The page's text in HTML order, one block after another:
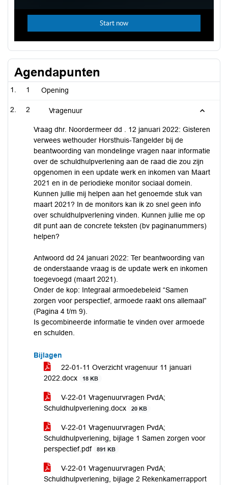
Agendapunten
1 Opening
2 Vragenuur
Vraag dhr. Noordermeer dd . 12 januari 2022: Gisteren
verwees wethouder Horsthuis-Tangelder bij de
beantwoording van mondelinge vragen naar informatie
over de schuldhulpverlening aan de raad die zou zijn
opgenomen in een update werk en inkomen van Maart
2021 en in de periodieke monitor sociaal domein.
Kunnen jullie mij helpen aan het genoemde stuk van
maart 2021? In de monitors kan ik zo snel geen info
over schuldhulpverlening vinden. Kunnen jullie me op
dit punt aan de concrete teksten (bv paginanummers)
helpen?
Antwoord dd 24 januari 2022: Ter beantwoording van
de onderstaande vraag is de update werk en inkomen
toegevoegd (maart 2021).
Onder de kop: Integraal armoedebeleid “Samen
zorgen voor perspectief, armoede raakt ons allemaal”
(Pagina 4 t/m 9).
Is gecombineerde informatie te vinden over armoede
en schulden.
Bijlagen
22-01-11 Overzicht vragenuur 11 januari
2022.docx
18 KB
V-22-01 Vragenuurvragen PvdA;
Schuldhulpverlening.docx
20 KB
V-22-01 Vragenuurvragen PvdA;
Schuldhulpverlening, bijlage 1 Samen zorgen voor
perspectief.pdf
891 KB
V-22-01 Vragenuurvragen PvdA;
Schuldhulpverlening, bijlage 2 Rekenkamerrapport